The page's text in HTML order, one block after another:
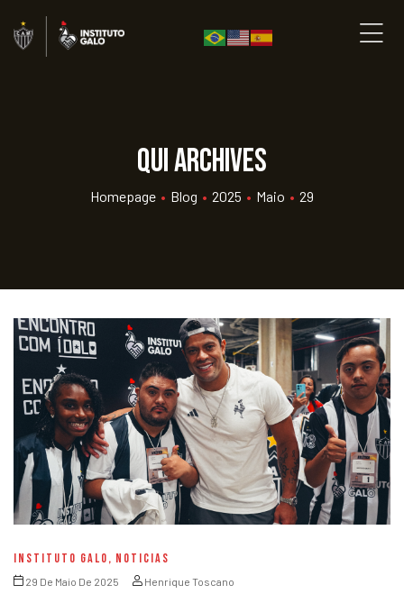
qui Archives
Homepage • Blog • 2025 • Maio • 29
INSTITUTO GALO, NOTICIAS
29 De Maio De 2025 Henrique Toscano